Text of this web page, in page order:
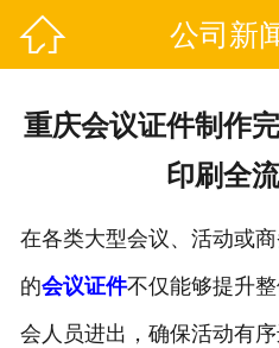
 公司新
重庆会议证件制作
印刷全
在各类大型会议、活动或
的会议证件不仅能够提升
会人员进出，确保活动有